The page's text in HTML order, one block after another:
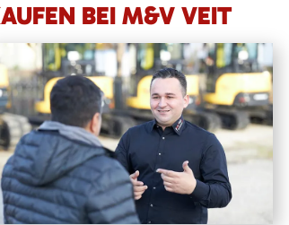
BEI M&V VEIT